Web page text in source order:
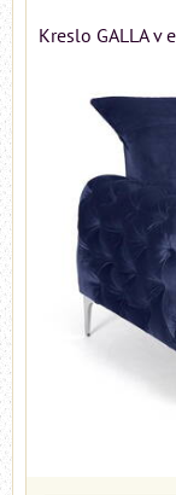
Kreslo GALLA v